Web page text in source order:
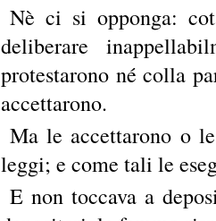
Nè ci si opponga:
deliberare
protestarono né colla
accettarono.
Ma le accettarono o
leggi; e come tali le
E non toccava a